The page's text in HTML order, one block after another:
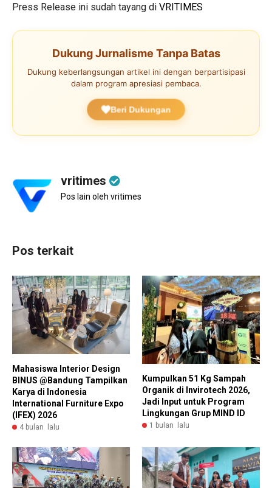
Press Release ini sudah tayang di VRITIMES
Dukung Jurnalisme Tanpa Batas
Dukung keberlangsungan artikel ini dengan berpartisipasi
dalam program apresiasi pembaca.
Beri Dukungan
vritimes
Pos lain oleh vritimes
Pos terkait
Mahasiswa Interior Design
BINUS @Bandung Tampilkan
Karya di Indonesia
International Furniture Expo
(IFEX) 2026
4 bulan lalu
Kumpulkan 51 Kg Sampah
Organik di Invirotech 2026,
Jadi Input untuk Program
Lingkungan Grup MIND ID
1 bulan lalu